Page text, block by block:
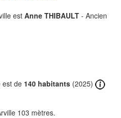
est Anne THIBAULT - Ancien
est de 140 habitants (2025)
103 mètres.